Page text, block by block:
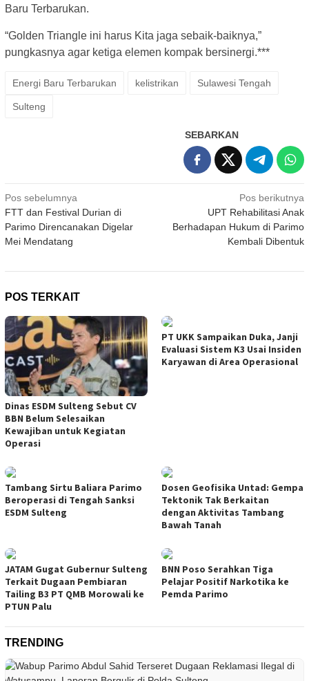
Baru Terbarukan.
“Golden Triangle ini harus Kita jaga sebaik-baiknya,”
pungkasnya agar ketiga elemen kompak bersinergi.***
Energi Baru Terbarukan kelistrikan Sulawesi Tengah
Sulteng
SEBARKAN
Navigasi
pos
Pos sebelumnya
FTT dan Festival Durian di
Parimo Direncanakan Digelar
Mei Mendatang
Pos berikutnya
UPT Rehabilitasi Anak
Berhadapan Hukum di Parimo
Kembali Dibentuk
POS TERKAIT
Dinas ESDM Sulteng Sebut CV
BBN Belum Selesaikan
Kewajiban untuk Kegiatan
Operasi
PT UKK Sampaikan Duka, Janji
Evaluasi Sistem K3 Usai Insiden
Karyawan di Area Operasional
Tambang Sirtu Baliara Parimo
Beroperasi di Tengah Sanksi
ESDM Sulteng
Dosen Geofisika Untad: Gempa
Tektonik Tak Berkaitan
dengan Aktivitas Tambang
Bawah Tanah
JATAM Gugat Gubernur Sulteng
Terkait Dugaan Pembiaran
Tailing B3 PT QMB Morowali ke
PTUN Palu
BNN Poso Serahkan Tiga
Pelajar Positif Narkotika ke
Pemda Parimo
TRENDING